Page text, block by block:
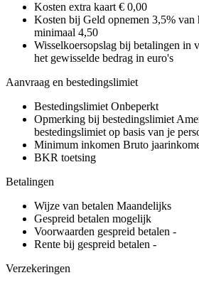
Kosten extra kaart € 0,00
Kosten bij Geld opnemen 3,5% van
minimaal 4,50
Wisselkoersopslag bij betalingen in
het gewisselde bedrag in euro's
Aanvraag en bestedingslimiet
Bestedingslimiet Onbeperkt
Opmerking bij bestedingslimiet
bestedingslimiet op basis van je
Minimum inkomen Bruto
BKR toetsing
Betalingen
Wijze van betalen Maandelijks
Gespreid betalen mogelijk
Voorwaarden gespreid betalen -
Rente bij gespreid betalen -
Verzekeringen